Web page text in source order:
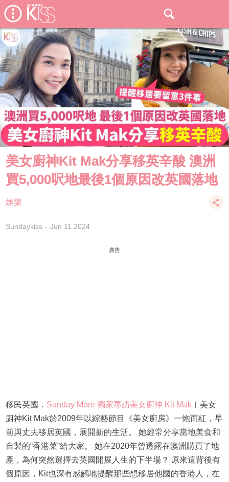
美女廚神Kit Mak分享移英辛酸 澳洲
買5,000呎地最後1個原因改英國落地
娛樂
Sundaykiss Jun 11 2024
廣告
移民英國． Sunday More 獨家專訪美女廚神 Kit Mak︳美女
廚神Kit Mak於2009年以綜藝節目《美女廚房》一炮而紅，早
前與丈夫移居英國，展開新的生活。 她經常分享當地美食和
自製的“香港菜”給大家。 她在2020年曾透露在澳洲購買了地
產，為何突然選擇去英國開展人生的下半場？ 原來這背後有
個原因，Kit也深有感觸地提醒那些想移居他國的香港人，在